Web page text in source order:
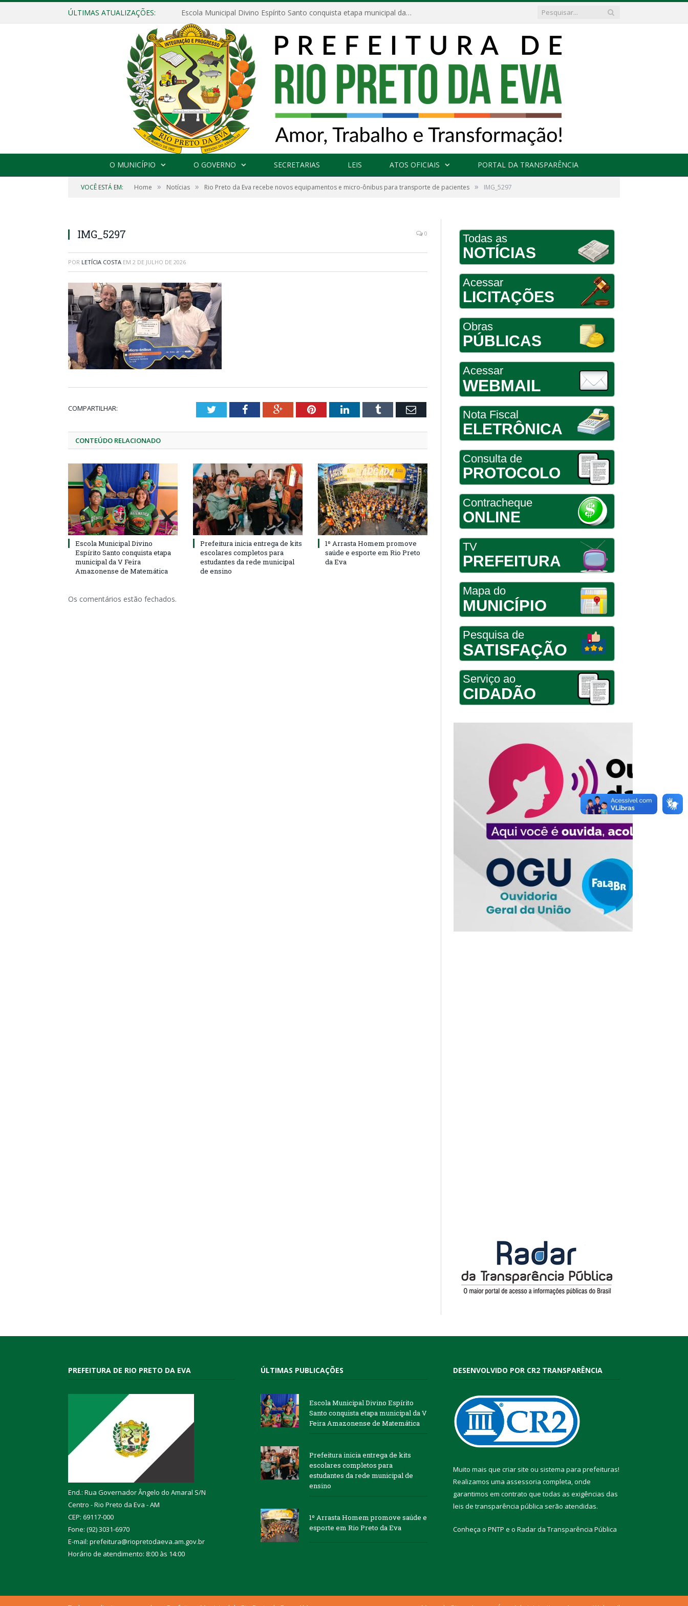
ÚLTIMAS ATUALIZAÇÕES: Escola Municipal Divino Espírito Santo conquista etapa municipal da V Feira Amazonense de Matemática
O MUNICÍPIO O GOVERNO SECRETARIAS LEIS ATOS OFICIAIS PORTAL DA TRANSPARÊNCIA
VOCÊ ESTÁ EM: Home » Notícias » Rio Preto da Eva recebe novos equipamentos e micro-ônibus para transporte de pacientes » IMG_5297
IMG_5297 0
POR LETÍCIA COSTA EM 2 DE JULHO DE 2026
COMPARTILHAR: TwitterFacebookGoogle+PinterestLinkedInTumblr Email
CONTEÚDO RELACIONADO
Escola Municipal Divino
Espírito Santo conquista etapa
municipal da V Feira
Amazonense de Matemática
Prefeitura inicia entrega de kits
escolares completos para
estudantes da rede municipal
de ensino
1º Arrasta Homem promove
saúde e esporte em Rio Preto
da Eva
Os comentários estão fechados.
Todas as
NOTÍCIAS
Acessar
LICITAÇÕES
Obras
PÚBLICAS
Acessar
WEBMAIL
Nota Fiscal
ELETRÔNICA
Consulta de
PROTOCOLO
Contracheque
ONLINE
TV
PREFEITURA
Mapa do
MUNICÍPIO
Pesquisa de
SATISFAÇÃO
Serviço ao
CIDADÃO
PREFEITURA DE RIO PRETO DA EVA
End.: Rua Governador Ângelo do Amaral S/N
Centro - Rio Preto da Eva - AM
CEP: 69117-000
Fone: (92) 3031-6970
E-mail: prefeitura@riopretodaeva.am.gov.br
Horário de atendimento: 8:00 às 14:00
ÚLTIMAS PUBLICAÇÕES
Escola Municipal Divino Espírito
Santo conquista etapa municipal da V
Feira Amazonense de Matemática
Prefeitura inicia entrega de kits
escolares completos para
estudantes da rede municipal de
ensino
1º Arrasta Homem promove saúde e
esporte em Rio Preto da Eva
DESENVOLVIDO POR CR2 TRANSPARÊNCIA
Muito mais que criar site ou sistema para prefeituras!
Realizamos uma assessoria completa, onde
garantimos em contrato que todas as exigências das
leis de transparência pública serão atendidas.
Conheça o PNTP e o Radar da Transparência Pública